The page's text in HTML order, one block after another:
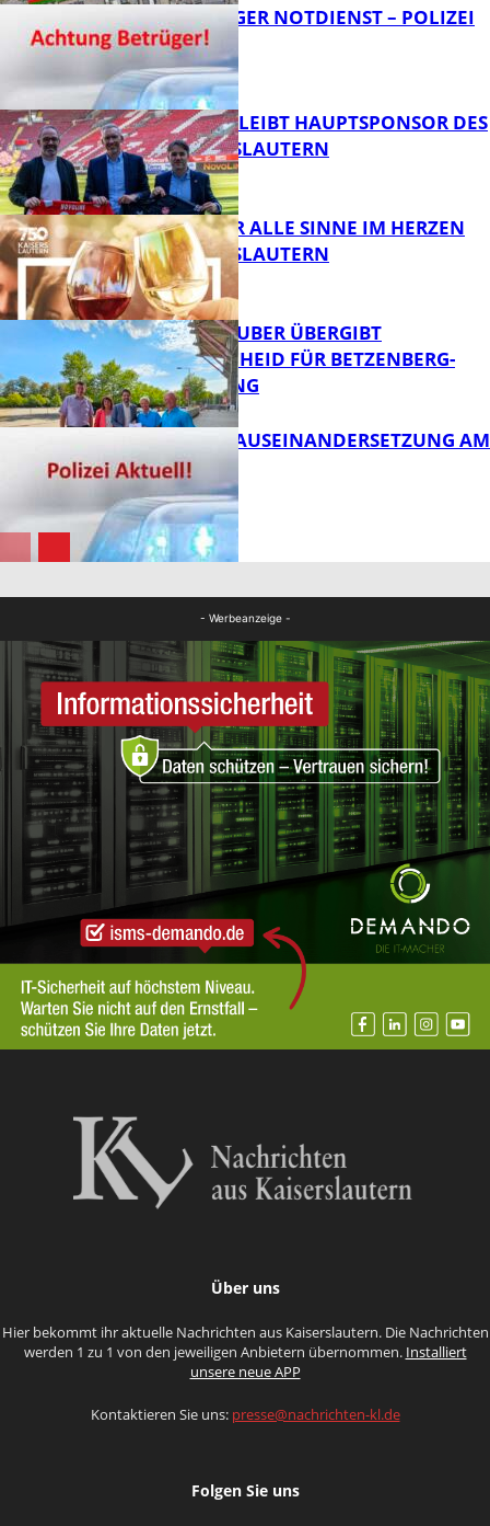
FB News
FRAGWÜRDIGER NOTDIENST – POLIZEI
WARNT
FB News
NOVOLINE BLEIBT HAUPTSPONSOR DES
1. FC KAISERSLAUTERN
FB Kultur
GENÜSSE FÜR ALLE SINNE IM HERZEN
VON KAISERSLAUTERN
MINISTER TEUBER ÜBERGIBT
FÖRDERBESCHEID FÜR BETZENBERG-
ENTWICKLUNG
HANDFESTE AUSEINANDERSETZUNG AM
PFAFFPLATZ
- Werbeanzeige -
Über uns
Hier bekommt ihr aktuelle Nachrichten aus Kaiserslautern. Die Nachrichten
werden 1 zu 1 von den jeweiligen Anbietern übernommen. Installiert
unsere neue APP
Kontaktieren Sie uns: presse@nachrichten-kl.de
Folgen Sie uns